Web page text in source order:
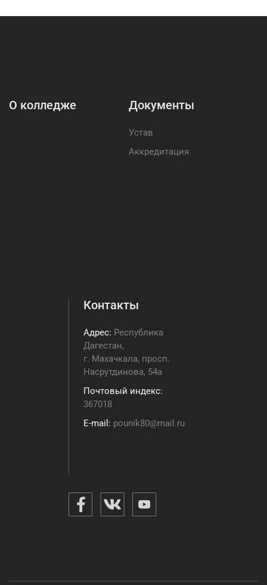
О колледже Документы
Устав
Аккредитация
Контакты
Адрес: Республика
Дагестан,
г. Махачкала, просп.
Насрутдинова, 54а
Почтовый индекс:
367018
E-mail: pounik80@mail.ru